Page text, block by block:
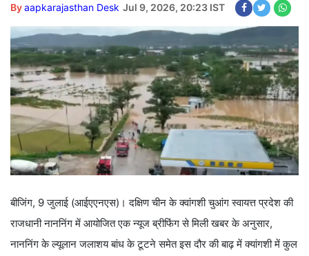
Byaapkarajasthan Desk Jul 9, 2026, 20:23 IST
बीजिंग, 9 जुलाई (आईएएनएस)। दक्षिण चीन के क्वांगशी चुआंग स्वायत्त प्रदेश की
राजधानी नाननिंग में आयोजित एक न्यूज ब्रीफिंग से मिली खबर के अनुसार,
नाननिंग के ल्यूलान जलाशय बांध के टूटने समेत इस दौर की बाढ़ में क्यांगशी में कुल